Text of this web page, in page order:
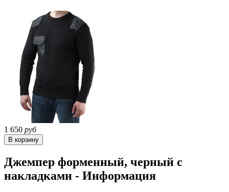
1 650 руб
Джемпер форменный, черный с
накладками - Информация